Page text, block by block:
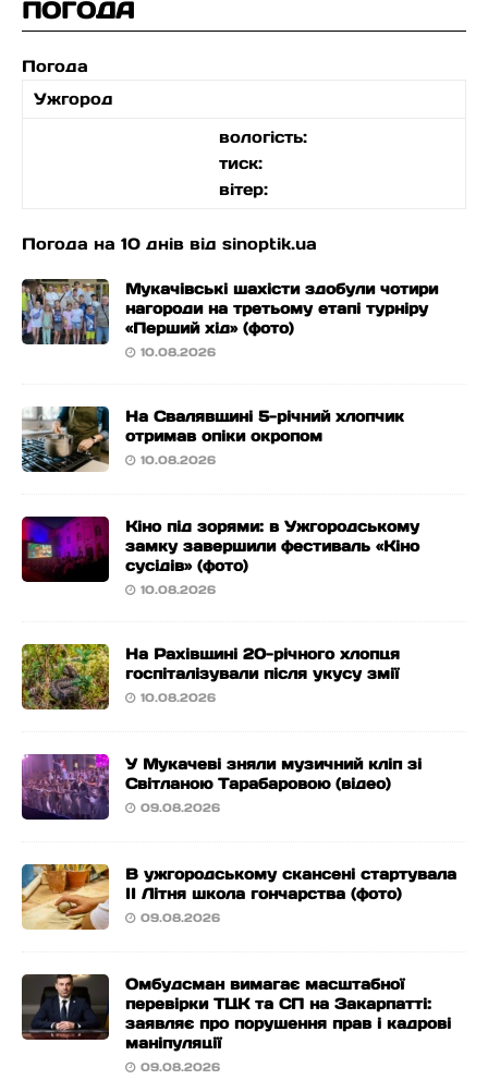
ПОГОДА
Погода
Ужгород
вологість:
тиск:
вітер:
Погода на 10 днів від sinoptik.ua
Мукачівські шахісти здобули чотири
нагороди на третьому етапі турніру
«Перший хід» (фото)
10.08.2026
На Свалявщині 5-річний хлопчик
отримав опіки окропом
10.08.2026
Кіно під зорями: в Ужгородському
замку завершили фестиваль «Кіно
сусідів» (фото)
10.08.2026
На Рахівщині 20-річного хлопця
госпіталізували після укусу змії
10.08.2026
У Мукачеві зняли музичний кліп зі
Світланою Тарабаровою (відео)
09.08.2026
В ужгородському скансені стартувала
ІІ Літня школа гончарства (фото)
09.08.2026
Омбудсман вимагає масштабної
перевірки ТЦК та СП на Закарпатті:
заявляє про порушення прав і кадрові
маніпуляції
09.08.2026